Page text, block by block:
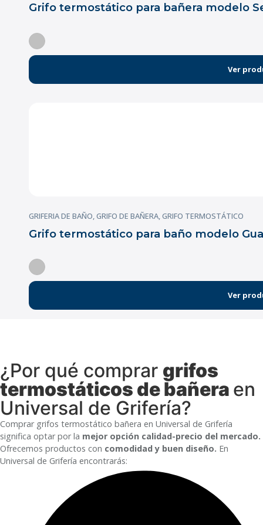
Grifo termostático para bañera modelo
Ver
GRIFERIA DE BAÑO GRIFO DE BAÑERA, GRIFO TERMOSTÁTICO
Grifo termostático para baño modelo
Ver
¿Por qué comprar grifos
termostáticos de bañera en
Universal de Grifería?
Comprar grifos termostático bañera en Universal de Grifería
significa optar por la mejor opción calidad-precio del mercado.
Ofrecemos productos con comodidad y buen diseño. En
Universal de Grifería encontrarás: